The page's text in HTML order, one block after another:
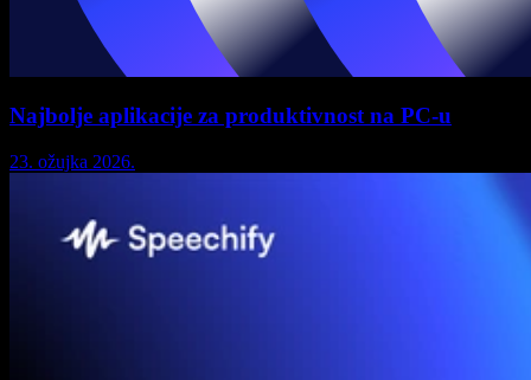
Najbolje aplikacije za produktivnost na PC-u
23. ožujka 2026.